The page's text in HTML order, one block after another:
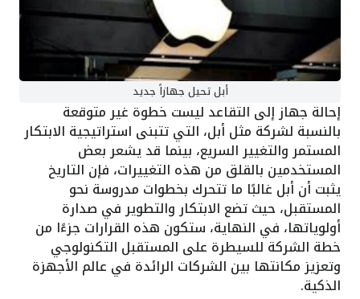
أبل تحيل جهازاً جديد
إحالة جهاز إلى التقاعد ليست خطوة غير متوقعة
بالنسبة لشركة مثل أبل، التي تتبنى استراتيجية الابتكار
المستمر والتغيير السريع، بينما قد يشعر بعض
المستخدمين بالقلق من هذه التغييرات، فإن التاريخ
يثبت أن أبل غالبًا ما تتحرك بخطوات مدروسة نحو
المستقبل، حيث تضع الابتكار والتطوير في صدارة
أولوياتها، في النهاية، ستكون هذه القرارات جزءًا من
خطة الشركة للسيطرة على المستقبل التكنولوجي
وتعزيز مكانتها بين الشركات الرائدة في عالم الأجهزة
الذكية.